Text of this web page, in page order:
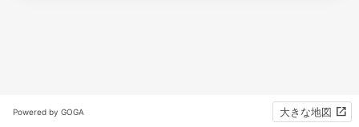
Powered by GOGA 大きな地図